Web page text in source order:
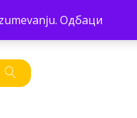
Одбаци
POČETNA